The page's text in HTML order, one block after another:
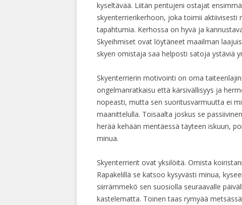
kyseltävää. Liitän pentujeni ostajat
skyenterrierikerhoon, joka toimii aktiivisesti
tapahtumia. Kerhossa on hyvä ja
Skyeihmiset ovat löytäneet maailman
skyen omistaja saa helposti satoja ystäviä
Skyenterrierin motivointi on oma
ongelmanratkaisu että kärsivällisyys ja
nopeasti, mutta sen suoritusvarmuutta ei
maanittelulla. Toisaalta joskus se
herää kehään mentäessä täyteen iskuun,
minua.
Skyenterrierit ovat yksilöitä. Omista
Rapakelillä se katsoo kysyvästi minua,
siirrämmekö sen suosiolla seuraavalle
kastelematta. Toinen taas rymyää